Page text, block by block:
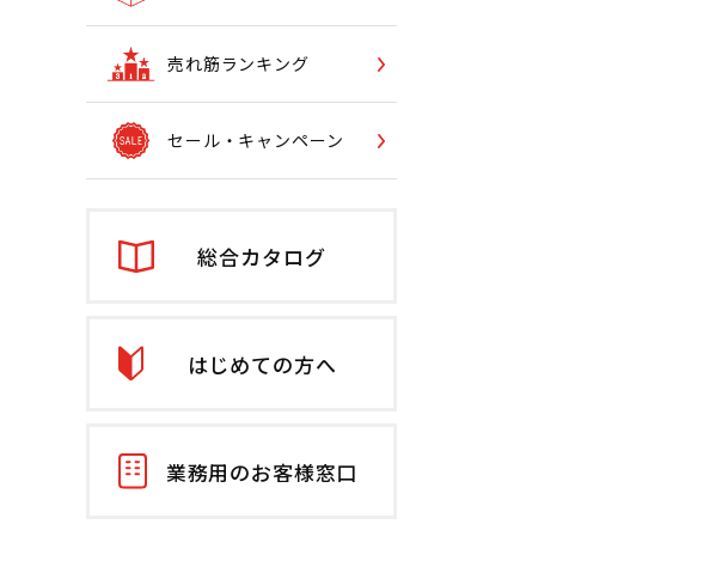
売れ筋ランキング
セール・キャンペーン
総合カタログ
はじめての方へ
業務用のお客様窓口